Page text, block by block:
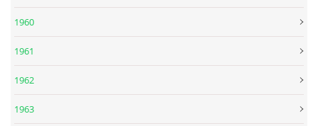
1960
1961
1962
1963